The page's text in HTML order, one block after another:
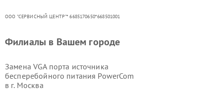
ООО "СЕРВИСНЫЙ ЦЕНТР"* 6685170650*668501001
Филиалы в Вашем городе
Замена VGA порта источника
бесперебойного питания PowerCom
в г. Москва